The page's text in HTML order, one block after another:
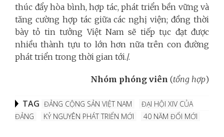
thúc đẩy hòa bình, hợp tác, phát triển bền vững và
tăng cường hợp tác giữa các nghị viện; đồng thời
bày tỏ tin tưởng Việt Nam sẽ tiếp tục đạt được
nhiều thành tựu to lớn hơn nữa trên con đường
phát triển trong thời gian tới./.
Nhóm phóng viên (tổng hợp)
TAG ĐẢNG CỘNG SẢN VIỆT NAM
ĐẠI HỘI XIV CỦA
ĐẢNG
KỶ NGUYÊN PHÁT TRIỂN MỚI 40 NĂM ĐỔI MỚI